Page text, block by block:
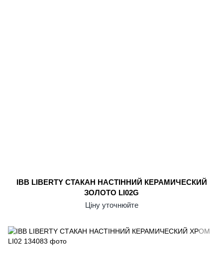
IBB LIBERTY СТАКАН НАСТІННИЙ КЕРАМИЧЕСКИЙ
ЗОЛОТО LI02G
Ціну уточнюйте